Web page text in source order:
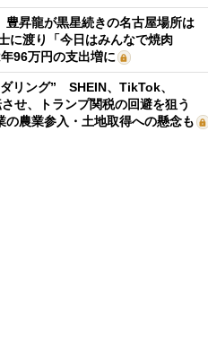
豊昇龍が黒星続きの名古屋場所は
に渡り「今日はみんなで焼肉
96万円の支出増に
リング” SHEIN、TikTok、
せ、トランプ関税の回避を狙う
農業参入・土地取得への懸念も